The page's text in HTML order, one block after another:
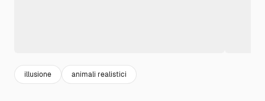
illusione animali realistici